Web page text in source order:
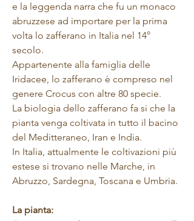
e la leggenda narra che fu un monaco
abruzzese ad importare per la prima
volta lo zafferano in Italia nel 14°
secolo.
Appartenente alla famiglia delle
Iridacee, lo zafferano è compreso nel
genere Crocus con altre 80 specie.
La biologia dello zafferano fa si che la
pianta venga coltivata in tutto il bacino
del Meditteraneo, Iran e India.
In Italia, attualmente le coltivazioni più
estese si trovano nelle Marche, in
Abruzzo, Sardegna, Toscana e Umbria.
La pianta: